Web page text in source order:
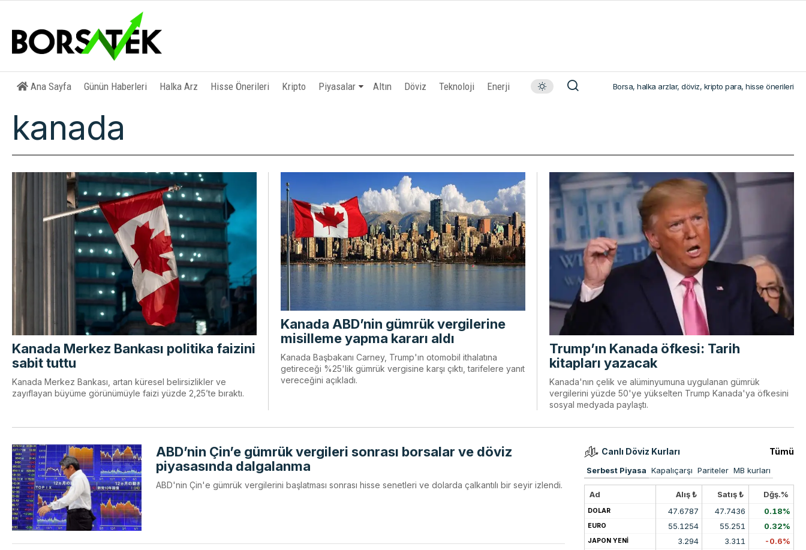
Ana Sayfa Günün Haberleri Halka Arz Hisse Önerileri Kripto Piyasalar Altın Döviz Teknoloji Enerji Borsa, halka arzlar, döviz, kripto para, hisse önerileri
kanada
Kanada Merkez Bankası politika faizini
sabit tuttu
Kanada Merkez Bankası, artan küresel belirsizlikler ve
zayıflayan büyüme görünümüyle faizi yüzde 2,25’te bıraktı.
Kanada ABD’nin gümrük vergilerine
misilleme yapma kararı aldı
Kanada Başbakanı Carney, Trump'ın otomobil ithalatına
getireceği %25'lik gümrük vergisine karşı çıktı, tarifelere yanıt
vereceğini açıkladı.
Trump’ın Kanada öfkesi: Tarih
kitapları yazacak
Kanada'nın çelik ve alüminyumuna uygulanan gümrük
vergilerini yüzde 50'ye yükselten Trump Kanada'ya öfkesini
sosyal medyada paylaştı.
ABD’nin Çin’e gümrük vergileri sonrası borsalar ve döviz
piyasasında dalgalanma
ABD'nin Çin'e gümrük vergilerini başlatması sonrası hisse senetleri ve dolarda çalkantılı bir seyir izlendi.
Canlı Döviz Kurları Tümü
Serbest Piyasa Kapalıçarşı Pariteler MB kurları
Ad Alış ₺ Satış ₺ Dğş.%
DOLAR 47.6787 47.7436 0.18%
EURO 55.1254 55.251 0.32%
JAPON YENİ 3.294 3.311 -0.6%